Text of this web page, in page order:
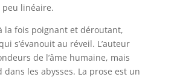
linéaire.
la fois poignant et déroutant,
s’évanouit au réveil. L’auteur
de l’âme humaine, mais
les abysses. La prose est un